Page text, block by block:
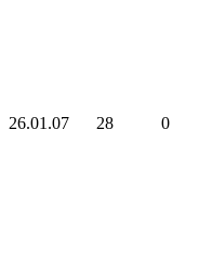
26.01.07 28 0